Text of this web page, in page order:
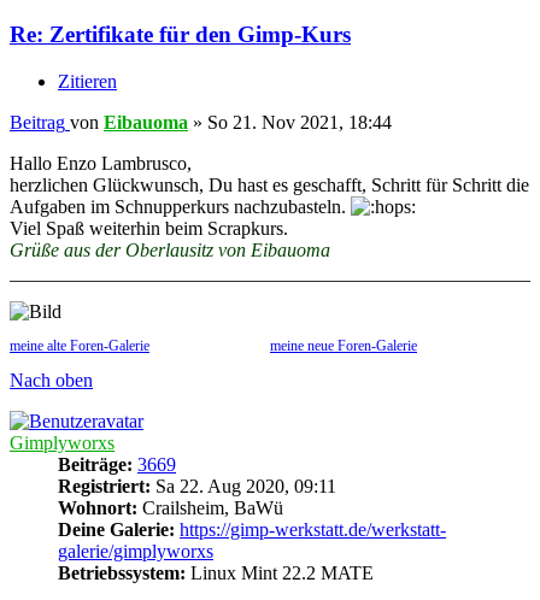
Re: Zertifikate für den Gimp-Kurs
Zitieren
Beitrag von Eibauoma » So 21. Nov 2021, 18:44
Hallo Enzo Lambrusco,
herzlichen Glückwunsch, Du hast es geschafft, Schritt für Schritt die
Aufgaben im Schnupperkurs nachzubasteln.
Viel Spaß weiterhin beim Scrapkurs.
Grüße aus der Oberlausitz von Eibauoma
meine alte Foren-Galerie meine neue Foren-Galerie
Nach oben
Gimplyworxs
Beiträge: 3669
Registriert: Sa 22. Aug 2020, 09:11
Wohnort: Crailsheim, BaWü
Deine Galerie: https://gimp-werkstatt.de/werkstatt-
galerie/gimplyworxs
Betriebssystem: Linux Mint 22.2 MATE